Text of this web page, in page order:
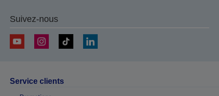
Suivez-nous
Service clients